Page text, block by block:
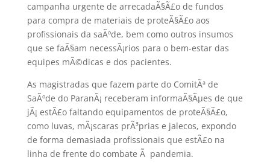
campanha urgente de arrecadaÃ§Ã£o de fundos
para compra de materiais de proteÃ§Ã£o aos
profissionais da saÃºde, bem como outros insumos
que se faÃ§am necessÃ¡rios para o bem-estar das
equipes mÃ©dicas e dos pacientes.
As magistradas que fazem parte do ComitÃª de
SaÃºde do ParanÃ¡ receberam informaÃ§Ãµes de que
jÃ¡ estÃ£o faltando equipamentos de proteÃ§Ã£o,
como luvas, mÃ¡scaras prÃ³prias e jalecos, expondo
de forma demasiada profissionais que estÃ£o na
linha de frente do combate Ã pandemia.